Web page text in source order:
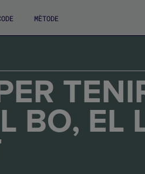
MÈTODE
BO, EL